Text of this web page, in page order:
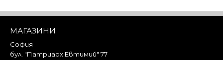
МАГАЗИНИ
София
бул. "Патриарх Евтимий" 77